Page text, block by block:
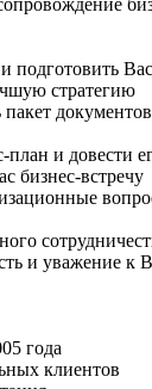
подготовить
стратегию
план и довести
бизнес-встречу
и уважение к
года
клиентов